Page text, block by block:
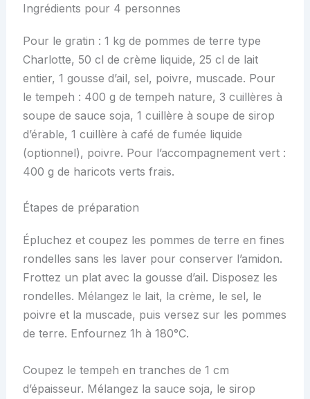
Ingrédients pour 4 personnes
Pour le gratin : 1 kg de pommes de terre type
Charlotte, 50 cl de crème liquide, 25 cl de lait
entier, 1 gousse d’ail, sel, poivre, muscade. Pour
le tempeh : 400 g de tempeh nature, 3 cuillères à
soupe de sauce soja, 1 cuillère à soupe de sirop
d’érable, 1 cuillère à café de fumée liquide
(optionnel), poivre. Pour l’accompagnement vert :
400 g de haricots verts frais.
Étapes de préparation
Épluchez et coupez les pommes de terre en fines
rondelles sans les laver pour conserver l’amidon.
Frottez un plat avec la gousse d’ail. Disposez les
rondelles. Mélangez le lait, la crème, le sel, le
poivre et la muscade, puis versez sur les pommes
de terre. Enfournez 1h à 180°C.
Coupez le tempeh en tranches de 1 cm
d’épaisseur. Mélangez la sauce soja, le sirop